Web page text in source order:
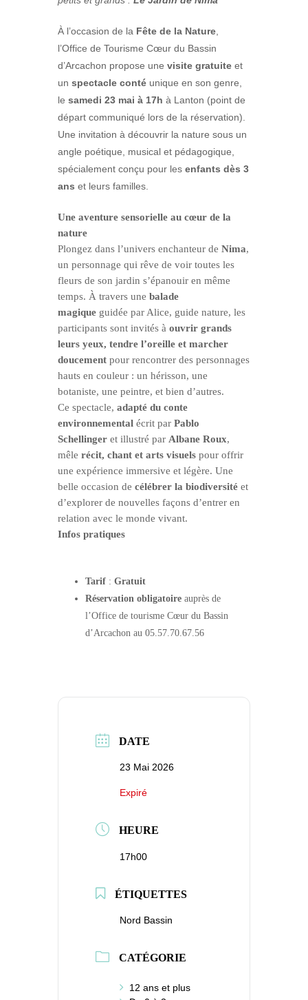
À l’occasion de la Fête de la Nature
l’Office de Tourisme Cœur du Bassin
d’Arcachon propose une visite gratuite et
un spectacle conté unique en son genre,
le samedi 23 mai à 17h à Lanton (point de
départ communiqué lors de la réservation).
Une invitation à découvrir la nature sous un
angle poétique, musical et pédagogique,
spécialement conçu pour les enfants dès 3
ans et leurs familles.
Une aventure sensorielle au cœur de la
nature
Plongez dans l’univers enchanteur de Nima,
un personnage qui rêve de voir toutes les
fleurs de son jardin s’épanouir en même
temps. À travers une balade
magique guidée par Alice, guide nature, les
participants sont invités à ouvrir grands
leurs yeux, tendre l’oreille et marcher
doucement pour rencontrer des personnages
hauts en couleur : un hérisson, une
botaniste, une peintre, et bien d’autres.
Ce spectacle, adapté du conte
environnemental écrit par Pablo
Schellinger et illustré par Albane Roux,
mêle récit, chant et arts visuels pour offrir
une expérience immersive et légère. Une
belle occasion de célébrer la biodiversité et
d’explorer de nouvelles façons d’entrer en
relation avec le monde vivant.
Infos pratiques
Tarif : Gratuit
Réservation obligatoire auprès de
l’Office de tourisme Cœur du Bassin
d’Arcachon au 05.57.70.67.56
DATE
23 Mai 2026
Expiré
HEURE
17h00
ÉTIQUETTES
Nord Bassin
CATÉGORIE
12 ans et plus